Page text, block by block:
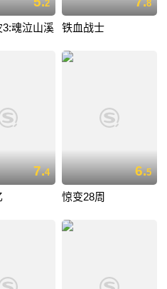
2
3:魂泣山溪
8
铁血战士
7.4 6.5
惊变28周